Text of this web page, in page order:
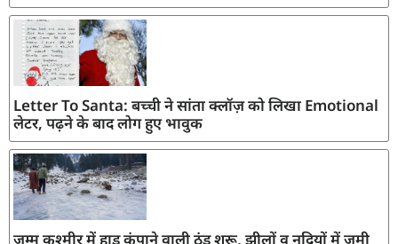
Letter To Santa: बच्ची ने सांता क्लॉज़ को लिखा Emotional
लेटर, पढ़ने के बाद लोग हुए भावुक
जम्मू कश्मीर में हाड़ कंपाने वाली ठंड शुरू, झीलों व नदियों में जमी